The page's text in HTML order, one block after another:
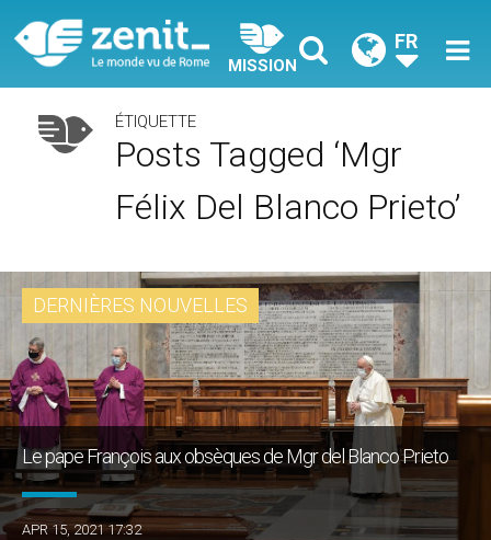
MISSION
FR
ÉTIQUETTE
Posts Tagged ‘Mgr
Félix Del Blanco Prieto’
DERNIÈRES NOUVELLES
Le pape François aux obsèques de Mgr del Blanco Prieto
APR 15, 2021 17:32